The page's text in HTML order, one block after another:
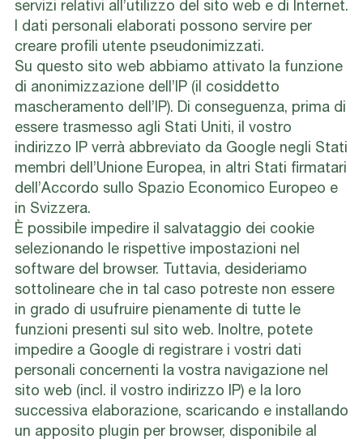
servizi relativi all’utilizzo del sito web e di Internet.
I dati personali elaborati possono servire per
creare profili utente pseudonimizzati.
Su questo sito web abbiamo attivato la funzione
di anonimizzazione dell’IP (il cosiddetto
mascheramento dell’IP). Di conseguenza, prima di
essere trasmesso agli Stati Uniti, il vostro
indirizzo IP verrà abbreviato da Google negli Stati
membri dell’Unione Europea, in altri Stati firmatari
dell’Accordo sullo Spazio Economico Europeo e
in Svizzera.
È possibile impedire il salvataggio dei cookie
selezionando le rispettive impostazioni nel
software del browser. Tuttavia, desideriamo
sottolineare che in tal caso potreste non essere
in grado di usufruire pienamente di tutte le
funzioni presenti sul sito web. Inoltre, potete
impedire a Google di registrare i vostri dati
personali concernenti la vostra navigazione nel
sito web (incl. il vostro indirizzo IP) e la loro
successiva elaborazione, scaricando e installando
un apposito plugin per browser, disponibile al